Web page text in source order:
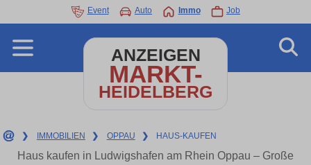
Event Auto Immo Job
ANZEIGEN
MARKT-
HEIDELBERG
❯ IMMOBILIEN ❯ OPPAU ❯ HAUS-KAUFEN
Haus kaufen in Ludwigshafen am Rhein Oppau – Große